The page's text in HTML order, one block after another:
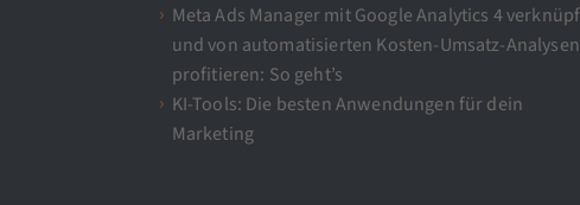
Meta Ads Manager mit Google Analytics 4
und von automatisierten Kosten-Umsatz-Analysen
profitieren: So geht’s
KI-Tools: Die besten Anwendungen für dein
Marketing